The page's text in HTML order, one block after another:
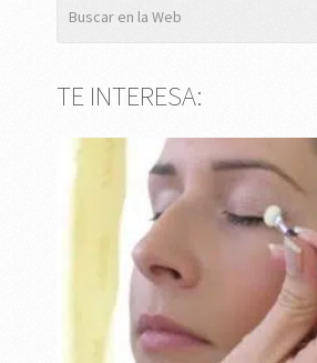
TE INTERESA: